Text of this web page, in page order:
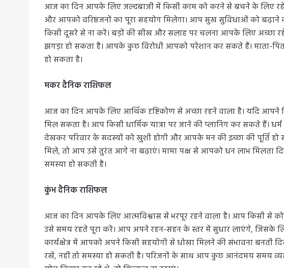
आज का दिन आपके लिए जल्दबाजी में किसी काम को करने से बचने के लिए
और आपको वरिष्ठजनों का पूरा सहयोग मिलेगा। आप सुख सुविधाओं को बढ़ाने
किसी दूसरे से ना करें। बड़ों की सीख और सलाह पर चलना आपके लिए अच्छा
झगड़ा हो सकता है। आपके कुछ विरोधी आपको परेशान कर सकते हैं। माता-
हो सकता है।
मकर दैनिक राशिफल
आज का दिन आपके लिए आर्थिक दृष्टिकोण से अच्छा रहने वाला है। यदि आपने
मिल सकता है। आप किसी धार्मिक यात्रा पर जाने की प्लानिंग कर सकते हैं।
देखकर परिवार के सदस्यों को खुशी होगी और आपके मन की इच्छा की पूर्ति
मिले, तो आप उसे तुरंत आगे ना बढ़ाएं। मामा पक्ष से आपको धन लाभ मिलता
समस्या हो सकती है।
कुंभ दैनिक राशिफल
आज का दिन आपके लिए आत्मविश्वास से भरपूर रहने वाला है। आप किसी से
उसे समय रहते पूरा करें। आप अपने रहन-सहन के स्तर में सुधार लाएंगे, जिसके
कार्यक्षेत्र में आपको अपने किसी सहयोगी से धोखा मिलने की संभावना बनती
रखें, नहीं तो समस्या हो सकती है। परिजनों के साथ आप कुछ आनंदमय समय